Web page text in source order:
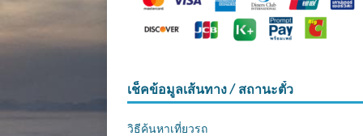
เช็คข้อมูลเส้นทาง / สถานะตั๋ว
วิธีค้นหาเที่ยวรถ